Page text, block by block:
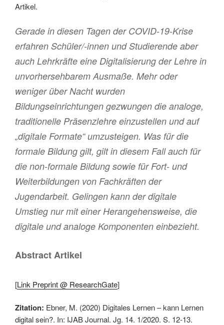
Artikel.
Gerade in diesen Tagen der COVID-19-Krise
erfahren Schüler/-innen und Studierende aber
auch Lehrkräfte eine Digitalisierung der Lehre in
unvorhersehbarem Ausmaße. Mehr oder
weniger über Nacht wurden
Bildungseinrichtungen gezwungen die analoge,
traditionelle Präsenzlehre einzustellen und auf
„digitale Formate“ umzusteigen. Was für die
formale Bildung gilt, gilt in diesem Fall auch für
die non-formale Bildung sowie für Fort- und
Weiterbildungen von Fachkräften der
Jugendarbeit. Gelingen kann der digitale
Umstieg nur mit einer Herangehensweise, die
digitale und analoge Komponenten einbezieht.
Abstract Artikel
[Link Preprint @ ResearchGate]
Zitation: Ebner, M. (2020) Digitales Lernen – kann Lernen
digital sein?. In: IJAB Journal. Jg. 14. 1/2020. S. 12-13.